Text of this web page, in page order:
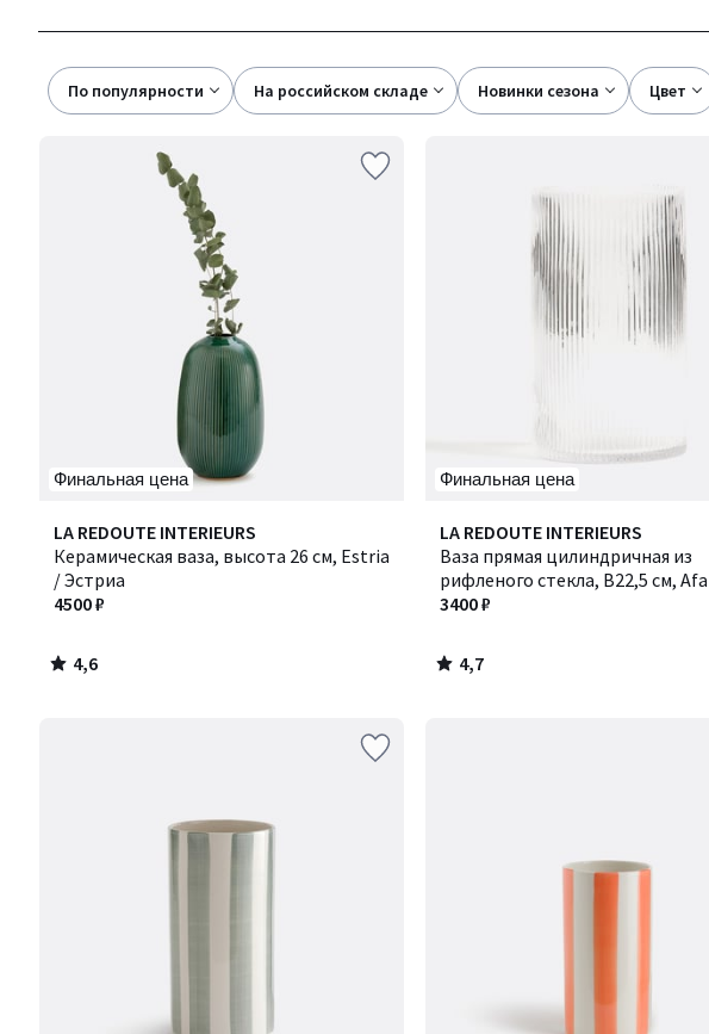
По популярности на российском складе новинки сезона цвет
Финальная цена
LA REDOUTE INTERIEURS
Керамическая ваза, высота 26 см, Estria
/ Эстриа
4500 ₽
4,6
/ 5
4,6
/
Финальная цена
LA REDOUTE INTERIEURS
Ваза прямая цилиндричная из
рифленого стекла, В22,5 см,
3400 ₽
4,7
/ 5
4,7
/